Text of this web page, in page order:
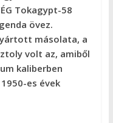
Tokagypt-58
övez.
másolata, a
volt az, amiből
kaliberben
es évek